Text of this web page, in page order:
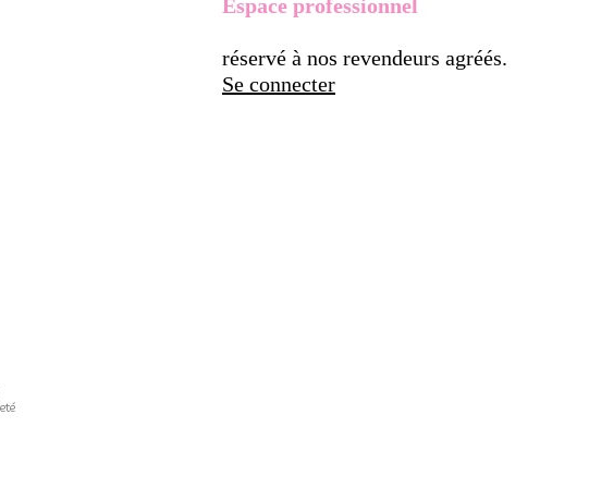
Espace professionnel
réservé à nos revendeurs agréés.
Se connecter